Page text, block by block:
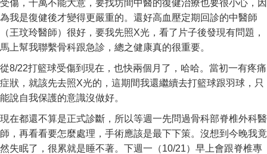
受傷，千萬不能大意，要找坊間中醫的復健治療也要很小心，因
為我是復健後才變得更嚴重的。還好高血壓定期回診的中醫師
（王玟玲醫師）很好，要我先照X光，看了片子後發現有問題，
馬上幫我聯繫骨科跟急診，總之健康真的很重要。
從8/22打籃球受傷到現在，也快兩個月了，哈哈。當初一有疼痛
症狀，就該先去照X光的，這期間我還繼續去打籃球跟羽球，只
能說自我保護的意識沒做好。
現在都還不算是正式診斷，所以等週一先問過骨科部脊椎外科醫
師，再看看要怎麼處理，手術應該是最下下策。沒想到今晚我竟
然失眠了，很累就是睡不著。下週一（10/21）早上會跟脊椎專